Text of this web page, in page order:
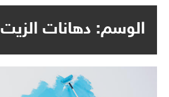
الوسم: دهانات الزيت